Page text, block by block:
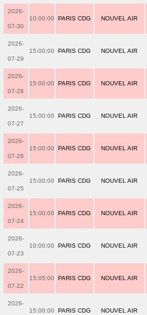
2026-
07-30
10:00:00 PARIS CDG NOUVEL AIR
2026-
07-29
15:00:00 PARIS CDG NOUVEL AIR
2026-
07-28
15:00:00 PARIS CDG NOUVEL AIR
2026-
07-27
15:00:00 PARIS CDG NOUVEL AIR
2026-
07-26
15:00:00 PARIS CDG NOUVEL AIR
2026-
07-25
15:00:00 PARIS CDG NOUVEL AIR
2026-
07-24
15:00:00 PARIS CDG NOUVEL AIR
2026-
07-23
10:00:00 PARIS CDG NOUVEL AIR
2026-
07-22
15:05:00 PARIS CDG NOUVEL AIR
2026-
15:00:00 PARIS CDG NOUVEL AIR